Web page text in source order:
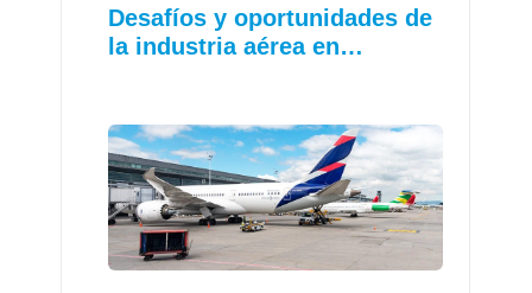
Desafíos y oportunidades de
la industria aérea en…